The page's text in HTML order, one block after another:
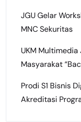
JGU Gelar
MNC Sekuritas
UKM
Masyarakat
Prodi S1 Bisnis
Akreditasi